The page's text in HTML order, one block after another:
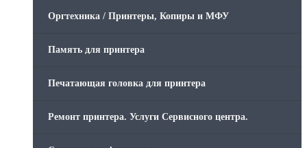
Оргтехника / Принтеры, Копиры и МФУ
Память для принтера
Печатающая головка для принтера
Ремонт принтера. Услуги Сервисного центра.